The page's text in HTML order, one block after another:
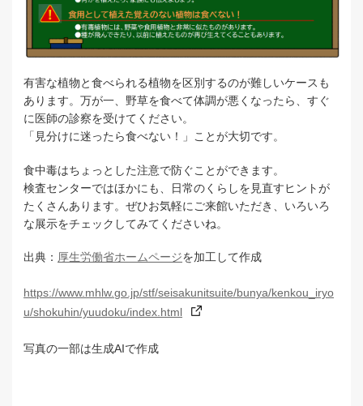
有害な植物と食べられる植物を区別するのが難しいケースも
あります。万が一、野草を食べて体調が悪くなったら、すぐ
に医師の診察を受けてください。
「見分けに迷ったら食べない！」ことが大切です。
食中毒はちょっとした注意で防ぐことができます。
検査センターではほかにも、日常のくらしを見直すヒントが
たくさんあります。ぜひお気軽にご来館いただき、いろいろ
な展示をチェックしてみてくださいね。
出典： 厚生労働省ホームページを加工して作成
https://www.mhlw.go.jp/stf/seisakunitsuite/bunya/kenkou_iryo
u/shokuhin/yuudoku/index.html
写真の一部は生成AIで作成